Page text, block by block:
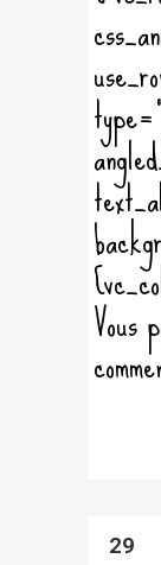
Vous
29